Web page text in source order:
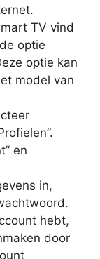
TV vind
optie
optie kan
model van
en
in,
hebt,
door